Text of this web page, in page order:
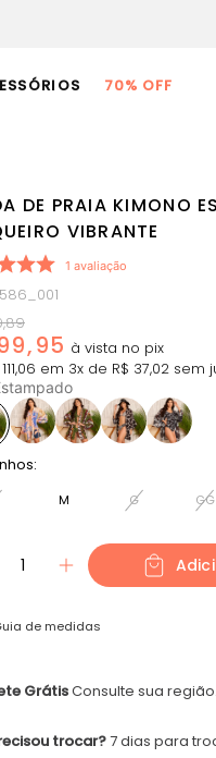
70% OFF
DE PRAIA KIMONO
VIBRANTE
1 avaliação
,89
,95
111,06 em 3x de R$ 37,02 sem
M G GG
1
de medidas
GrátisConsulte sua região.
trocar?7 dias para